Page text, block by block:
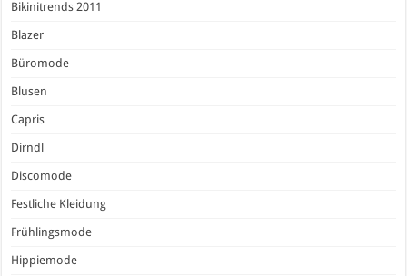
Bikinitrends 2011
Blazer
Büromode
Blusen
Capris
Dirndl
Discomode
Festliche Kleidung
Frühlingsmode
Hippiemode